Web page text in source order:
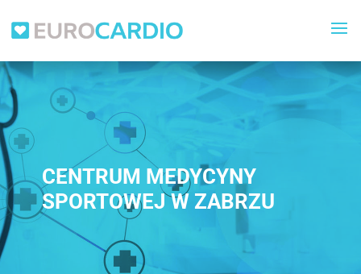
CENTRUM MEDYCYNY
SPORTOWEJ W ZABRZU